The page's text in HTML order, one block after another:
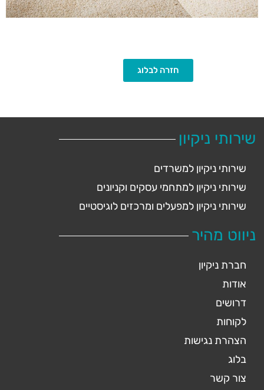
חזרה לבלוג
שירותי ניקיון
שירותי ניקיון למשרדים
שירותי ניקיון למתחמי עסקים וקניונים
שירותי ניקיון למפעלים ומרכזים לוגיסטיים
ניווט מהיר
חברת ניקיון
אודות
דרושים
לקוחות
הצהרת נגישות
בלוג
צור קשר